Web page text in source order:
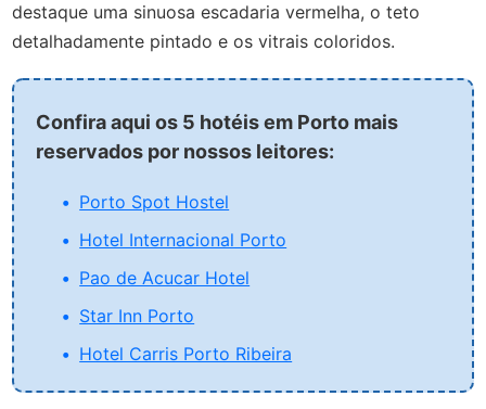
destaque uma sinuosa escadaria vermelha, o teto
detalhadamente pintado e os vitrais coloridos.
Confira aqui os 5 hotéis em Porto mais
reservados por nossos leitores:
Porto Spot Hostel
Hotel Internacional Porto
Pao de Acucar Hotel
Star Inn Porto
Hotel Carris Porto Ribeira